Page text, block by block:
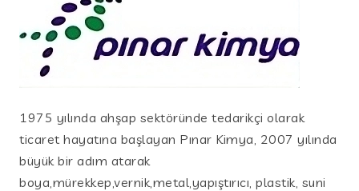
1975 yılında ahşap sektöründe tedarikçi olarak
ticaret hayatına başlayan Pınar Kimya, 2007 yılında
büyük bir adım atarak
boya,mürekkep,vernik,metal,yapıştırıcı, plastik, suni